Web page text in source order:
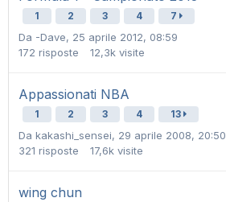
1 2 3 4 7
Da -Dave, 25 aprile 2012, 08:59
172 risposte 12,3k visite
Appassionati NBA
1 2 3 4 13
Da kakashi_sensei, 29 aprile 2008, 20:50
321 risposte 17,6k visite
wing chun